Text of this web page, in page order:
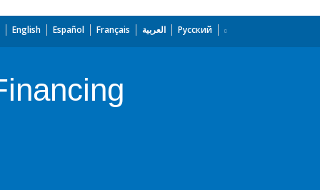
English Español Français العربية Русский